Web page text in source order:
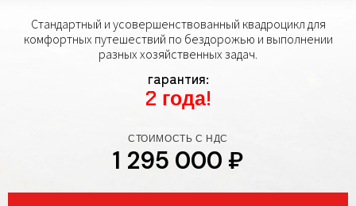
Стандартный и усовершенствованный квадроцикл для
комфортных путешествий по бездорожью и выполнении
разных хозяйственных задач.
гарантия:
2 года!
СТОИМОСТЬ С НДС
1 295 000 ₽